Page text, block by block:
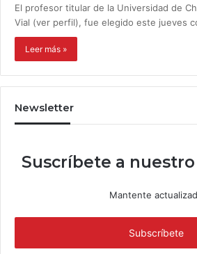
El profesor titular de la Universidad de
Vial (ver perfil), fue elegido este jueves
Leer más »
Newsletter
Suscríbete a
Mantente